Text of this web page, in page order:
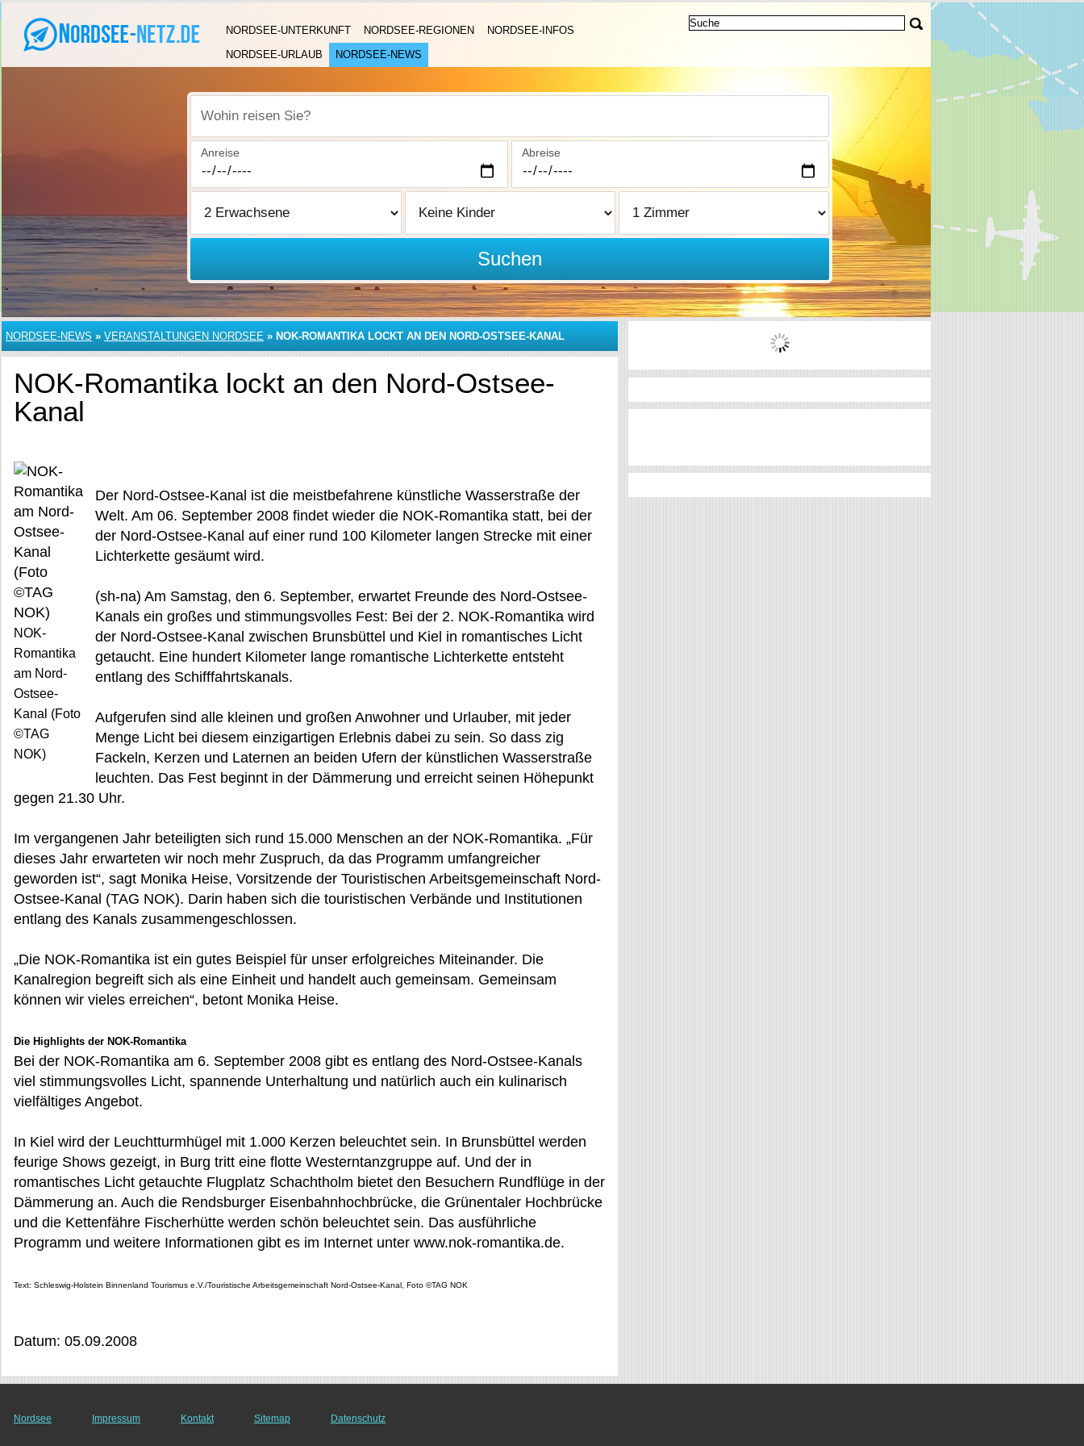
NORDSEE-UNTERKUNFT NORDSEE-REGIONEN
NORDSEE-INFOS
NORDSEE-URLAUB
NORDSEE-NEWS
Wohin reisen Sie?
Anreise Abreise
Suchen
NORDSEE-NEWS » VERANSTALTUNGEN NORDSEE » NOK-ROMANTIKA LOCKT AN DEN NORD-OSTSEE-KANAL
NOK-Romantika lockt an den Nord-Ostsee-
Kanal
NOK-
Romantika
am Nord-
Ostsee-
Kanal (Foto
©TAG
NOK)
Der Nord-Ostsee-Kanal ist die meistbefahrene künstliche Wasserstraße der
Welt. Am 06. September 2008 findet wieder die NOK-Romantika statt, bei der
der Nord-Ostsee-Kanal auf einer rund 100 Kilometer langen Strecke mit einer
Lichterkette gesäumt wird.
(sh-na) Am Samstag, den 6. September, erwartet Freunde des Nord-Ostsee-
Kanals ein großes und stimmungsvolles Fest: Bei der 2. NOK-Romantika wird
der Nord-Ostsee-Kanal zwischen Brunsbüttel und Kiel in romantisches Licht
getaucht. Eine hundert Kilometer lange romantische Lichterkette entsteht
entlang des Schifffahrtskanals.
Aufgerufen sind alle kleinen und großen Anwohner und Urlauber, mit jeder
Menge Licht bei diesem einzigartigen Erlebnis dabei zu sein. So dass zig
Fackeln, Kerzen und Laternen an beiden Ufern der künstlichen Wasserstraße
leuchten. Das Fest beginnt in der Dämmerung und erreicht seinen Höhepunkt
gegen 21.30 Uhr.
Im vergangenen Jahr beteiligten sich rund 15.000 Menschen an der NOK-Romantika. „Für
dieses Jahr erwarteten wir noch mehr Zuspruch, da das Programm umfangreicher
geworden ist“, sagt Monika Heise, Vorsitzende der Touristischen Arbeitsgemeinschaft Nord-
Ostsee-Kanal (TAG NOK). Darin haben sich die touristischen Verbände und Institutionen
entlang des Kanals zusammengeschlossen.
„Die NOK-Romantika ist ein gutes Beispiel für unser erfolgreiches Miteinander. Die
Kanalregion begreift sich als eine Einheit und handelt auch gemeinsam. Gemeinsam
können wir vieles erreichen“, betont Monika Heise.
Die Highlights der NOK-Romantika
Bei der NOK-Romantika am 6. September 2008 gibt es entlang des Nord-Ostsee-Kanals
viel stimmungsvolles Licht, spannende Unterhaltung und natürlich auch ein kulinarisch
vielfältiges Angebot.
In Kiel wird der Leuchtturmhügel mit 1.000 Kerzen beleuchtet sein. In Brunsbüttel werden
feurige Shows gezeigt, in Burg tritt eine flotte Westerntanzgruppe auf. Und der in
romantisches Licht getauchte Flugplatz Schachtholm bietet den Besuchern Rundflüge in der
Dämmerung an. Auch die Rendsburger Eisenbahnhochbrücke, die Grünentaler Hochbrücke
und die Kettenfähre Fischerhütte werden schön beleuchtet sein. Das ausführliche
Programm und weitere Informationen gibt es im Internet unter www.nok-romantika.de.
Text: Schleswig-Holstein Binnenland Tourismus e.V./Touristische Arbeitsgemeinschaft Nord-Ostsee-Kanal, Foto ©TAG NOK
Datum: 05.09.2008
Nordsee Impressum Kontakt Sitemap Datenschutz